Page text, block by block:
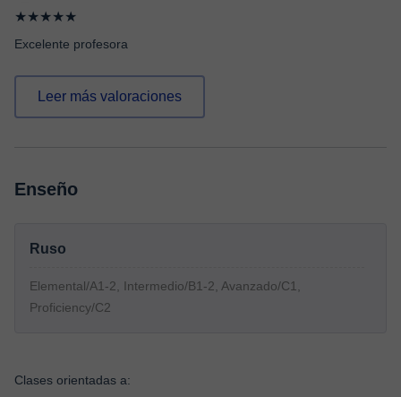
★★★★★
Excelente profesora
Leer más valoraciones
Enseño
Ruso
Elemental/A1-2, Intermedio/B1-2, Avanzado/C1,
Proficiency/C2
Clases orientadas a: